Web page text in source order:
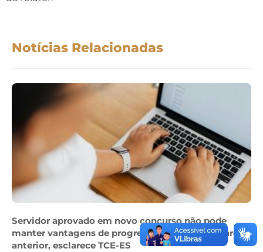
Notícias Relacionadas
Servidor aprovado em novo concurso não pode
manter vantagens de progressão obtidas em cargo
anterior, esclarece TCE-ES